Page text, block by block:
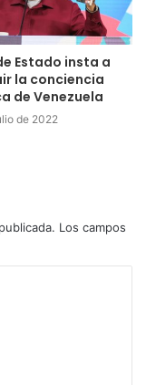
Estado insta a
la conciencia
de Venezuela
de 2022
Los campos